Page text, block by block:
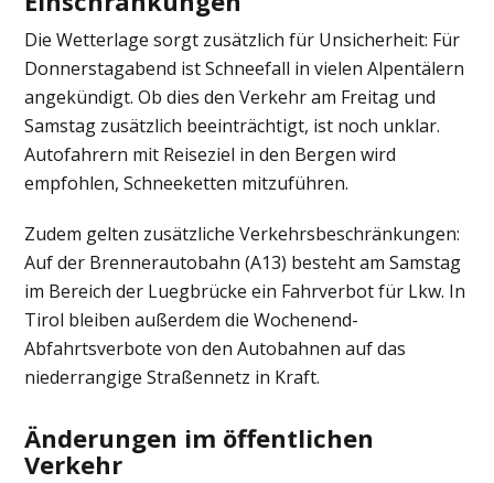
Die Wetterlage sorgt zusätzlich für Unsicherheit: Für
Donnerstagabend ist Schneefall in vielen Alpentälern
angekündigt. Ob dies den Verkehr am Freitag und
Samstag zusätzlich beeinträchtigt, ist noch unklar.
Autofahrern mit Reiseziel in den Bergen wird
empfohlen, Schneeketten mitzuführen.
Zudem gelten zusätzliche Verkehrsbeschränkungen:
Auf der Brennerautobahn (A13) besteht am Samstag
im Bereich der Luegbrücke ein Fahrverbot für Lkw. In
Tirol bleiben außerdem die Wochenend-
Abfahrtsverbote von den Autobahnen auf das
niederrangige Straßennetz in Kraft.
Änderungen im öffentlichen
Verkehr